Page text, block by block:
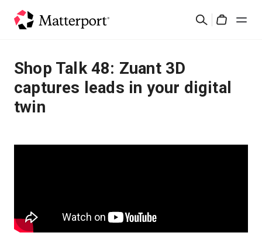
Cerca
Soluzioni
Prodotti
Contattaci
Shop Talk 48: Zuant 3D
captures leads in your digital
twin